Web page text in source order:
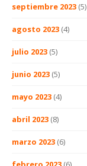
septiembre 2023 (5)
agosto 2023 (4)
julio 2023 (5)
junio 2023 (5)
mayo 2023 (4)
abril 2023 (8)
marzo 2023 (6)